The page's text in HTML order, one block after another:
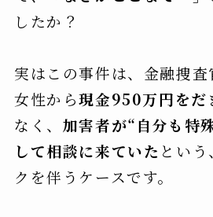
したか？
実はこの事件は、金融捜
女性から現金950万円をだ
なく、 加害者が“自分も特
して相談に来ていた とい
クを伴うケースです。